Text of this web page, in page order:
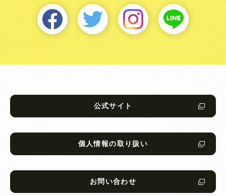
公式サイト
個人情報の取り扱い
お問い合わせ